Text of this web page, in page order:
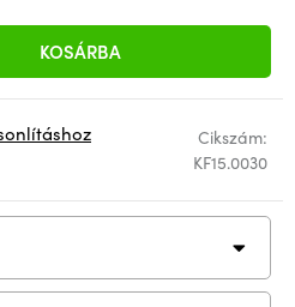
KOSÁRBA
Cikszám:
KF15.0030